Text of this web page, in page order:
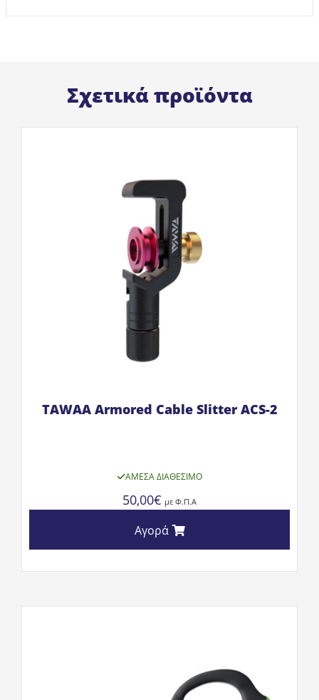
Σχετικά προϊόντα
TAWAA Armored Cable Slitter ACS-2
ΆΜΕΣΑ ΔΙΑΘΈΣΙΜΟ
50,00€ με Φ.Π.Α
Αγορά